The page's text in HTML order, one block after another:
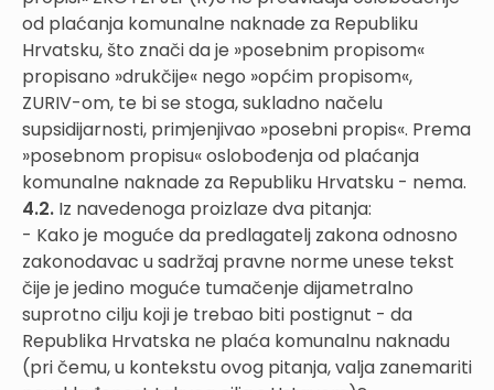
od plaćanja komunalne naknade za Republiku
Hrvatsku, što znači da je »posebnim propisom«
propisano »drukčije« nego »općim propisom«,
ZURIV-om, te bi se stoga, sukladno načelu
supsidijarnosti, primjenjivao »posebni propis«. Prema
»posebnom propisu« oslobođenja od plaćanja
komunalne naknade za Republiku Hrvatsku - nema.
4.2. Iz navedenoga proizlaze dva pitanja:
- Kako je moguće da predlagatelj zakona odnosno
zakonodavac u sadržaj pravne norme unese tekst
čije je jedino moguće tumačenje dijametralno
suprotno cilju koji je trebao biti postignut - da
Republika Hrvatska ne plaća komunalnu naknadu
(pri čemu, u kontekstu ovog pitanja, valja zanemariti